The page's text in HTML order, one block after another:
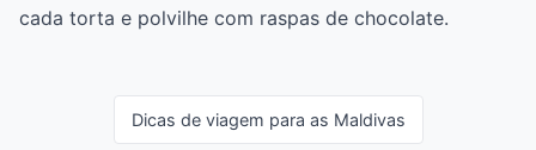
cada torta e polvilhe com raspas de chocolate.
Dicas de viagem para as Maldivas